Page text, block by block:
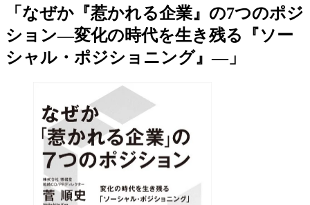
「なぜか『惹かれる企業』の7つのポジ
ション―変化の時代を生き残る『ソー
シャル・ポジショニング』―」